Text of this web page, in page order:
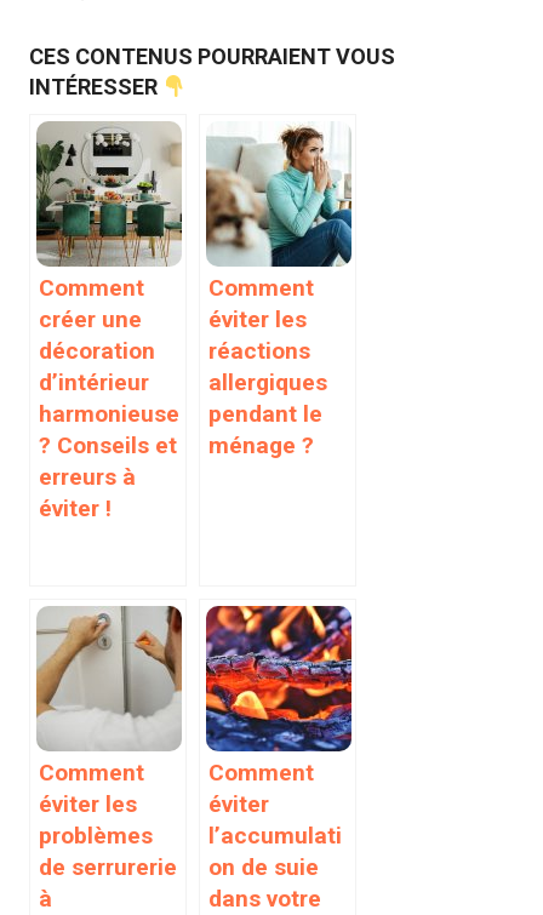
CES CONTENUS POURRAIENT VOUS
INTÉRESSER
Comment
créer une
décoration
d’intérieur
harmonieuse
? Conseils et
erreurs à
éviter !
Comment
éviter les
réactions
allergiques
pendant le
ménage ?
Comment
éviter les
problèmes
de serrurerie
à
Comment
éviter
l’accumulati
on de suie
dans votre